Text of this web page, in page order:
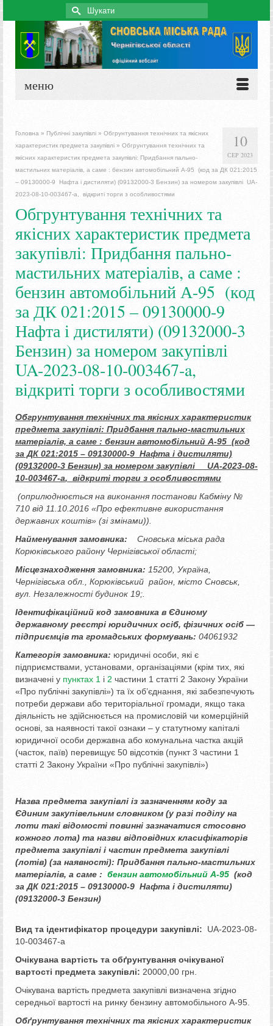
Search
for:
меню
10
СЕР 2023
Головна » Публічні закупівлі » Обгрунтування технічних та якісних
характеристик предмета закупівлі » Обгрунтування технічних та
якісних характеристик предмета закупівлі: Придбання пально-
мастильних матеріалів, а саме : бензин автомобільний А-95 (код за ДК 021:2015
– 09130000-9 Нафта і дистиляти) (09132000-3 Бензин) за номером закупівлі UA-
2023-08-10-003467-a, відкриті торги з особливостями
Обгрунтування технічних та
якісних характеристик предмета
закупівлі: Придбання пально-
мастильних матеріалів, а саме :
бензин автомобільний А-95 (код
за ДК 021:2015 – 09130000-9
Нафта і дистиляти) (09132000-3
Бензин) за номером закупівлі
UA-2023-08-10-003467-a,
відкриті торги з особливостями
Обгрунтування технічних та якісних характеристик
предмета закупівлі: Придбання пально-мастильних
матеріалів, а саме : бензин автомобільний А-95 (код
за ДК 021:2015 – 09130000-9 Нафта і дистиляти)
(09132000-3 Бензин) за номером закупівлі
UA-2023-08-
10-003467-a, відкриті торги з особливостями
(оприлюднюється на виконання постанови Кабміну №
710 від 11.10.2016 «Про ефективне використання
державних коштів» (зі змінами))
Найменування замовника:
Сновська міська рада
Корюківського району Чернігівської області;
Місцезнаходження замовника: 15200, Україна,
Чернігівська обл., Корюківський район, місто Сновськ,
вул. Незалежності будинок 19;.
Ідентифікаційний код замовника в Єдиному
державному реєстрі юридичних осіб, фізичних осіб —
підприємців та громадських формувань: 04061932
Категорія замовника: юридичні особи, які є
підприємствами, установами, організаціями (крім тих, які
визначені у пунктах 1 і 2 частини 1 статті 2 Закону України
«Про публічні закупівлі») та їх об’єднання, які забезпечують
потреби держави або територіальної громади, якщо така
діяльність не здійснюється на промисловій чи комерційній
основі, за наявності такої ознаки – у статутному капіталі
юридичної особи державна або комунальна частка акцій
(часток, паїв) перевищує 50 відсотків (пункт 3 частини 1
статті 2 Закону України «Про публічні закупівлі»)
Назва предмета закупівлі із зазначенням коду за
Єдиним закупівельним словником (у разі поділу на
лоти такі відомості повинні зазначатися стосовно
кожного лота) та назви відповідних класифікаторів
предмета закупівлі і частин предмета закупівлі
(лотів) (за наявності): Придбання пально-мастильних
матеріалів, а саме : бензин автомобільний А-95 (код
за ДК 021:2015 – 09130000-9 Нафта і дистиляти)
(09132000-3 Бензин)
Вид та ідентифікатор процедури закупівлі:
UA-2023-08-
10-003467-a
Очікувана вартість та обґрунтування очікуваної
вартості предмета закупівлі: 20000,00 грн.
Очікувана вартість предмета закупівлі визначена згідно
середньої вартості на ринку бензину автомобільного А-95.
Обґрунтування технічних та якісних характеристик